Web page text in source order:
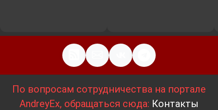
По вопросам сотрудничества на портале
AndreyEx, обращаться сюда: Контакты